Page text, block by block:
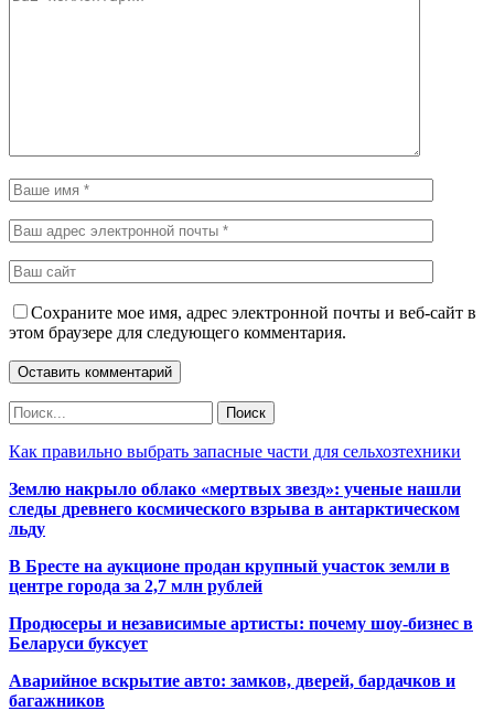
Сохраните мое имя, адрес электронной почты и веб-сайт в
этом браузере для следующего комментария.
Как правильно выбрать запасные части для сельхозтехники
Землю накрыло облако «мертвых звезд»: ученые нашли
следы древнего космического взрыва в антарктическом
льду
В Бресте на аукционе продан крупный участок земли в
центре города за 2,7 млн рублей
Продюсеры и независимые артисты: почему шоу-бизнес в
Беларуси буксует
Аварийное вскрытие авто: замков, дверей, бардачков и
багажников